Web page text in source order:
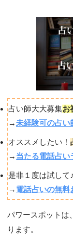
占い師大大募集お
→未経験可の占い
オススメしたい！
→ 当たる電話占い
是非１度は試して♪
→ 電話占いの無料
パワースポットは
ります。